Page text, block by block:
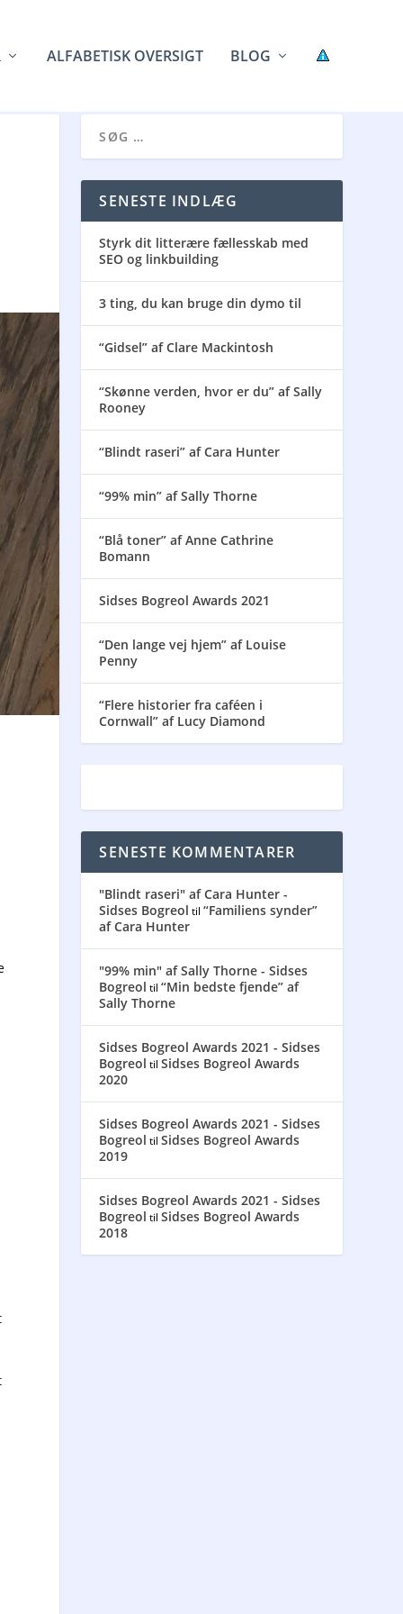
ALFABETISK OVERSIGT BLOG
SENESTE INDLÆG
Styrk dit litterære fællesskab med
SEO og linkbuilding
3 ting, du kan bruge din dymo til
“Gidsel” af Clare Mackintosh
“Skønne verden, hvor er du” af Sally
Rooney
“Blindt raseri” af Cara Hunter
“99% min” af Sally Thorne
“Blå toner” af Anne Cathrine
Bomann
Sidses Bogreol Awards 2021
“Den lange vej hjem” af Louise
Penny
“Flere historier fra caféen i
Cornwall” af Lucy Diamond
SENESTE KOMMENTARER
"Blindt raseri" af Cara Hunter -
Sidses Bogreol til“Familiens synder”
af Cara Hunter
"99% min" af Sally Thorne - Sidses
Bogreol til“Min bedste fjende” af
Sally Thorne
Sidses Bogreol Awards 2021 - Sidses
Bogreol tilSidses Bogreol Awards
2020
Sidses Bogreol Awards 2021 - Sidses
Bogreol tilSidses Bogreol Awards
2019
Sidses Bogreol Awards 2021 - Sidses
Bogreol tilSidses Bogreol Awards
2018